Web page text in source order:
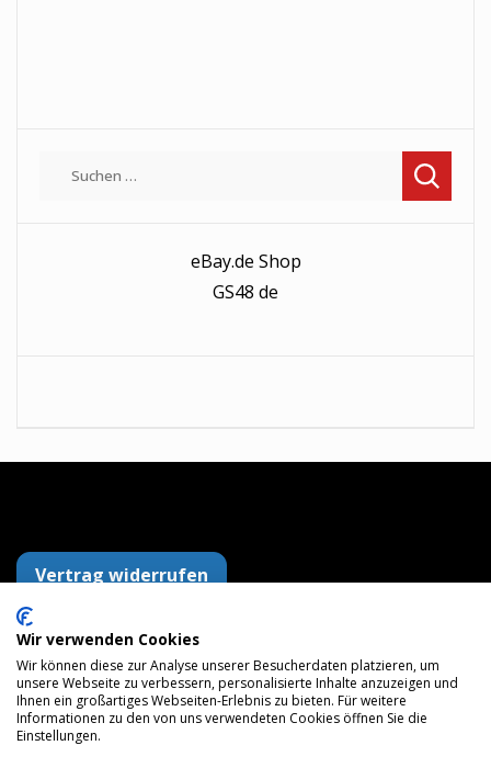
nach:
eBay.de Shop
GS48 de
Vertrag widerrufen
AGB Datenschutzerklärung Impressum
Versandkosten Widerrufsrecht Zahlungsarten
Maps
Wir verwenden Cookies
Wir können diese zur Analyse unserer Besucherdaten platzieren, um
unsere Webseite zu verbessern, personalisierte Inhalte anzuzeigen und
Ihnen ein großartiges Webseiten-Erlebnis zu bieten. Für weitere
Informationen zu den von uns verwendeten Cookies öffnen Sie die
Einstellungen.